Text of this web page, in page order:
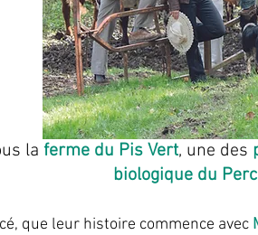
la ferme du Pis Vert, une des
biologique du
que leur histoire commence avec